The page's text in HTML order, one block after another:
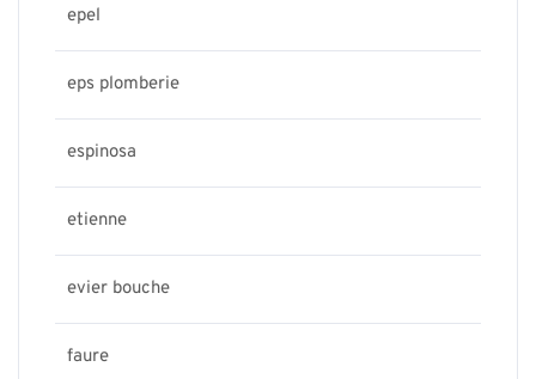
epel
eps plomberie
espinosa
etienne
evier bouche
faure